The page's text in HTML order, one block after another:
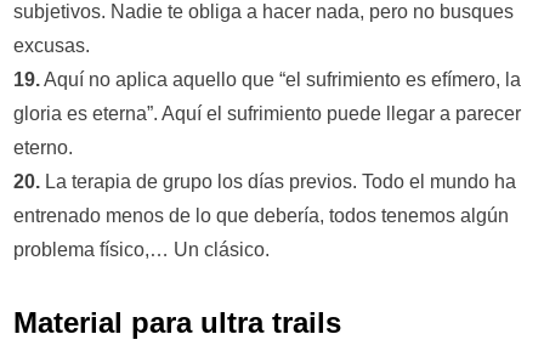
subjetivos. Nadie te obliga a hacer nada, pero no busques
excusas.
19.Aquí no aplica aquello que “el sufrimiento es efímero, la
gloria es eterna”. Aquí el sufrimiento puede llegar a parecer
eterno.
20. La terapia de grupo los días previos. Todo el mundo ha
entrenado menos de lo que debería, todos tenemos algún
problema físico,… Un clásico.
Material para ultra trails